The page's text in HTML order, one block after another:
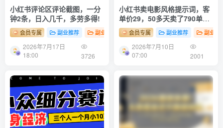
小红书评论区评论截图，一分
钟2条，日入几千，多劳多得!
会员专属 副业推荐 副业项目
2026年7月17日
18:00
3726
小红书卖电影风格提示词，客
单价29，50多天卖了790单，
小白直接抄作业！
会员专属 副业推荐 副业项
2026年7月10日
07:00
2001